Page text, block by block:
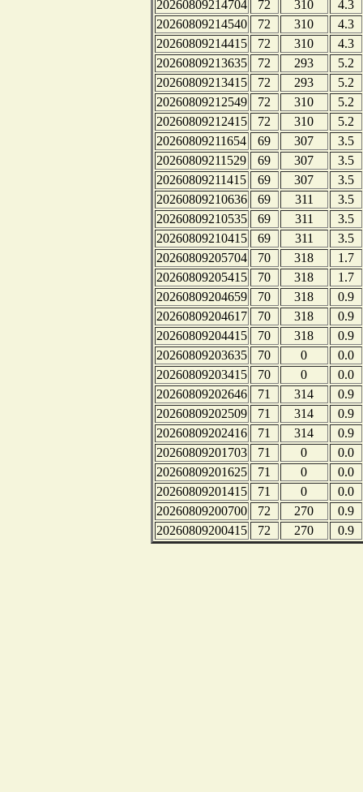
20260809214704 72 310
4.3
20260809214540
72 310
4.3
20260809214415
72 310
4.3
20260809213635
72 293
5.2
20260809213415
72 293
5.2
20260809212549
72 310
5.2
20260809212415
72 310
5.2
20260809211654
69 307
3.5
20260809211529
69 307
3.5
20260809211415
69 307
3.5
20260809210636
69 311
3.5
20260809210535
69 311
3.5
20260809210415
69 311
3.5
20260809205704
70 318
1.7
20260809205415
70 318
1.7
20260809204659
70 318
0.9
20260809204617
70 318
0.9
20260809204415
70 318
0.9
20260809203635
70 0
0.0
20260809203415
70 0
0.0
20260809202646
71 314
0.9
20260809202509
71 314
0.9
20260809202416
71 314
0.9
20260809201703
71 0
0.0
20260809201625
71 0
0.0
20260809201415
71 0
0.0
20260809200700
72 270
0.9
20260809200415
72 270 0.9